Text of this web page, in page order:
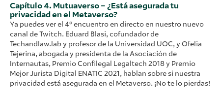
Capítulo 4. Mutuaverso – ¿Está asegurada tu
privacidad en el Metaverso?
Ya puedes ver el 4º encuentro en directo en nuestro nuevo
canal de Twitch. Eduard Blasi, cofundador de
Techandlaw.lab y profesor de la Universidad UOC, y Ofelia
Tejerina, abogada y presidenta de la Asociación de
Internautas, Premio Confilegal Legaltech 2018 y Premio
Mejor Jurista Digital ENATIC 2021, hablan sobre si nuestra
privacidad está asegurada en el Metaverso. ¡No te lo pierdas!